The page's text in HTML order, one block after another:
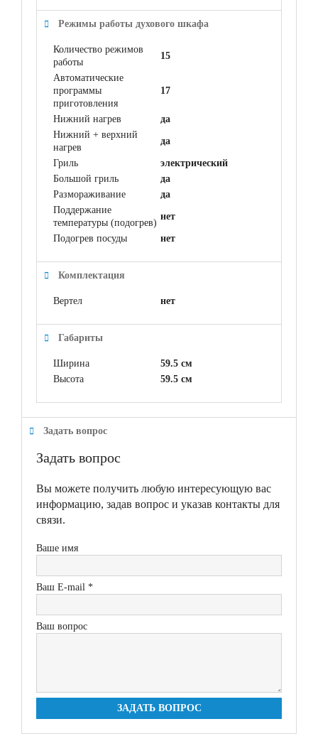
Режимы работы духового шкафа
Количество режимов
работы
15
Автоматические
программы
приготовления
17
Нижний нагрев
да
Нижний + верхний
нагрев
да
Гриль
электрический
Большой гриль
да
Размораживание
да
Поддержание
температуры (подогрев)
нет
Подогрев посуды нет
Комплектация
Вертел нет
Габариты
Ширина
59.5 см
Высота
59.5 см
Задать вопрос
Задать вопрос
Вы можете получить любую интересующую вас
информацию, задав вопрос и указав контакты для
связи.
Ваше имя
Ваш E-mail *
Ваш вопрос
ЗАДАТЬ ВОПРОС